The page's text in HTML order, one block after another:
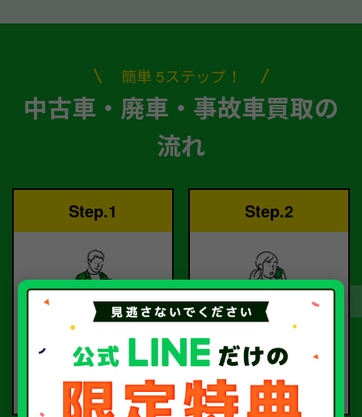
簡単 5ステップ！
中古車・廃車・事故車買取の
流れ
Step.1
ご依頼
お電話または査定フォー
ご依頼ください。
Step.2
査定
査定のプロが
お電話で回答いたしま
す。